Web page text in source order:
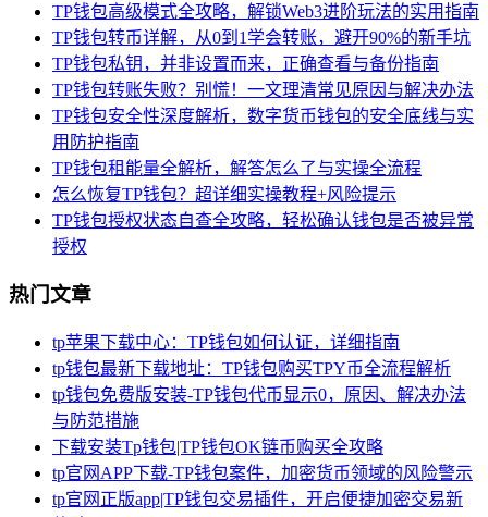
TP钱包高级模式全攻略，解锁Web3进阶玩法的实用指南
TP钱包转币详解，从0到1学会转账，避开90%的新手坑
TP钱包私钥，并非设置而来，正确查看与备份指南
TP钱包转账失败？别慌！一文理清常见原因与解决办法
TP钱包安全性深度解析，数字货币钱包的安全底线与实
用防护指南
TP钱包租能量全解析，解答怎么了与实操全流程
怎么恢复TP钱包？超详细实操教程+风险提示
TP钱包授权状态自查全攻略，轻松确认钱包是否被异常
授权
热门文章
tp苹果下载中心：TP钱包如何认证，详细指南
tp钱包最新下载地址：TP钱包购买TPY币全流程解析
tp钱包免费版安装-TP钱包代币显示0，原因、解决办法
与防范措施
下载安装Tp钱包|TP钱包OK链币购买全攻略
tp官网APP下载-TP钱包案件，加密货币领域的风险警示
tp官网正版app|TP钱包交易插件，开启便捷加密交易新